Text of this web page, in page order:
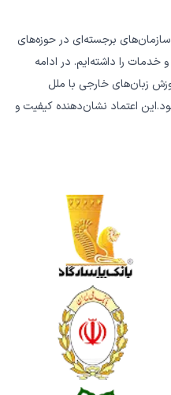
برجسته‌ای در حوزه‌های
و خدمات را داشته‌ایم. در ادامه
زبان‌های خارجی با ملل
اعتماد نشان‌دهنده کیفیت و